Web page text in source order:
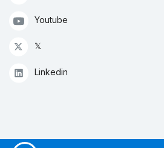
Youtube
𝕏
Linkedin